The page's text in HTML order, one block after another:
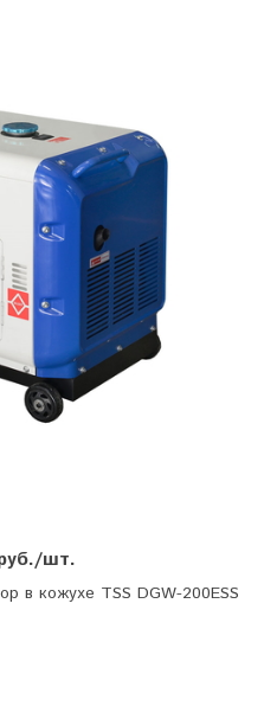
шт.
в кожухе TSS DGW-200ESS